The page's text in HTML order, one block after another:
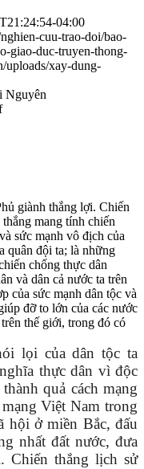
04:00
cuu-trao-doi/bao-
giao-duc-truyen-thong-
uploads/xay-dung-
Nguyên
giành thắng lợi. Chiến
mang tính chiến
sức mạnh vô địch của
quân đội ta; là những
chống thực dân
và dân cả nước ta trên
của sức mạnh dân tộc và
đỡ to lớn của các nước
thế giới, trong đó có
lọi của dân tộc ta
thực dân vì độc
quả cách mạng
Việt Nam trong
hội ở miền Bắc, đấu
nhất đất nước, đưa
Chiến thắng lịch sử